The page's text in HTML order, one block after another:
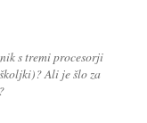
s tremi procesorji
Ali je šlo za